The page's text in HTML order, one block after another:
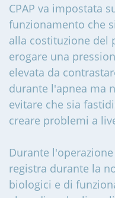
CPAP va impostata
funzionamento che
alla costituzione del
erogare una
elevata da
durante l'apnea ma
evitare che sia
creare problemi a
Durante
registra durante la
biologici e di